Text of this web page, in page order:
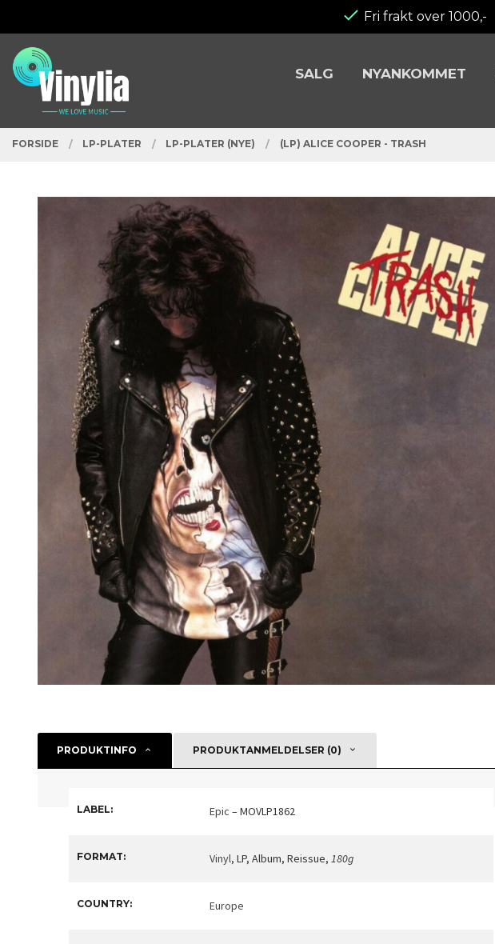
innholdet
Fri frakt over 1000,-
PRODUKTER
SALG NYANKOMMET
FORSIDE LP-PLATER LP-PLATER (NYE) (LP) ALICE COOPER - TRASH
PRODUKTINFO PRODUKTANMELDELSER (0)
LABEL: Epic – MOVLP1862
FORMAT: Vinyl, LP, Album, Reissue, 180g
COUNTRY: Europe